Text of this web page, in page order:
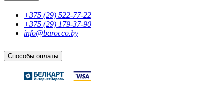
+375 (29) 522-77-22
+375 (29) 179-37-90
info@barocco.by
Способы оплаты